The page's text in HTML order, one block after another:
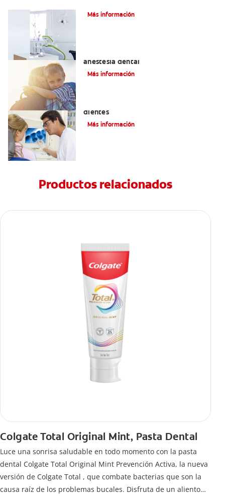
Más información
anestesia dental
Más información
dientes
Más información
Productos relacionados
Colgate Total Original Mint, Pasta Dental
Luce una sonrisa saludable en todo momento con la pasta
dental Colgate Total Original Mint Prevención Activa, la nueva
versión de Colgate Total , que combate bacterias que son la
causa raíz de los problemas bucales. Disfruta de un aliento